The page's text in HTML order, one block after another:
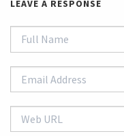
LEAVE A RESPONSE